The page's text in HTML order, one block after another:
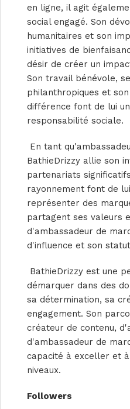
en ligne, il agit
social engagé. Son
humanitaires et son
initiatives de
désir de créer un
Son travail bénévole,
philanthropiques et
différence font de lui
responsabilité sociale.
En tant
BathieDrizzy allie son
partenariats
rayonnement font de
représenter des
partagent ses valeurs
d'ambassadeur de
d'influence et son
BathieDrizzy est une
démarquer dans des
sa détermination, sa
engagement. Son
créateur de contenu,
d'ambassadeur de
capacité à exceller et
niveaux.
Followers